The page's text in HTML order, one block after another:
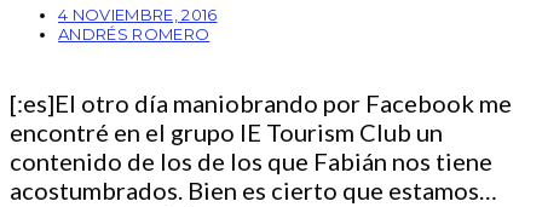
4 NOVIEMBRE, 2016
ANDRÉS ROMERO
[:es]El otro día maniobrando por Facebook me
encontré en el grupo IE Tourism Club un
contenido de los de los que Fabián nos tiene
acostumbrados. Bien es cierto que estamos…